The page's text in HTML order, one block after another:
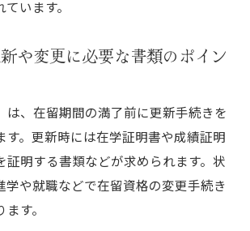
います。
や変更に必要な書類のポイン
は、在留期間の満了前に更新手続きを
す。更新時には在学証明書や成績証明
証明する書類などが求められます。状
学や就職などで在留資格の変更手続き
す。